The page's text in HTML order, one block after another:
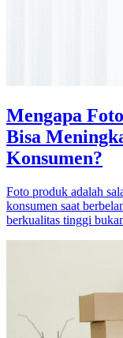
Mengapa
Bisa
Konsumen?
Foto produk adalah
konsumen saat
berkualitas tinggi